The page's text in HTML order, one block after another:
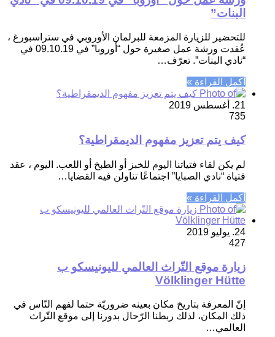
البنات”
للتحضير للزيارة المزمعة للبرلمان الأوروبي في ستراسبورغ ،
عُقدت ورشة عمل صغيرة حول “أوروبا” في 09.10.19 في
“نادي البنات”. تعرّف…
أكمل القراءة »
21. أغسطس 2019
735
كيف يتم تعزيز مفهوم الديمقراطية؟
لم يكن لقاء فتياتنا اليوم للخبز أو الطبخ أو اللعب. اليوم ، عقد
فتياة “نادي الصبايا” اجتماعًا تناولن فيه القضايا…
أكمل القراءة »
24. يوليو 2019
427
زيارة موقع التّراث العالمي لليونيسكو ب
Völklinger Hütte
إنّ المعرفة بتاريخ مكان بعينه ضروريّة حتما لفهم النّاس في
ذلك المكان، لذلك ربطنا الرّحال بدورنا إلى موقع التّراث
العالمي…